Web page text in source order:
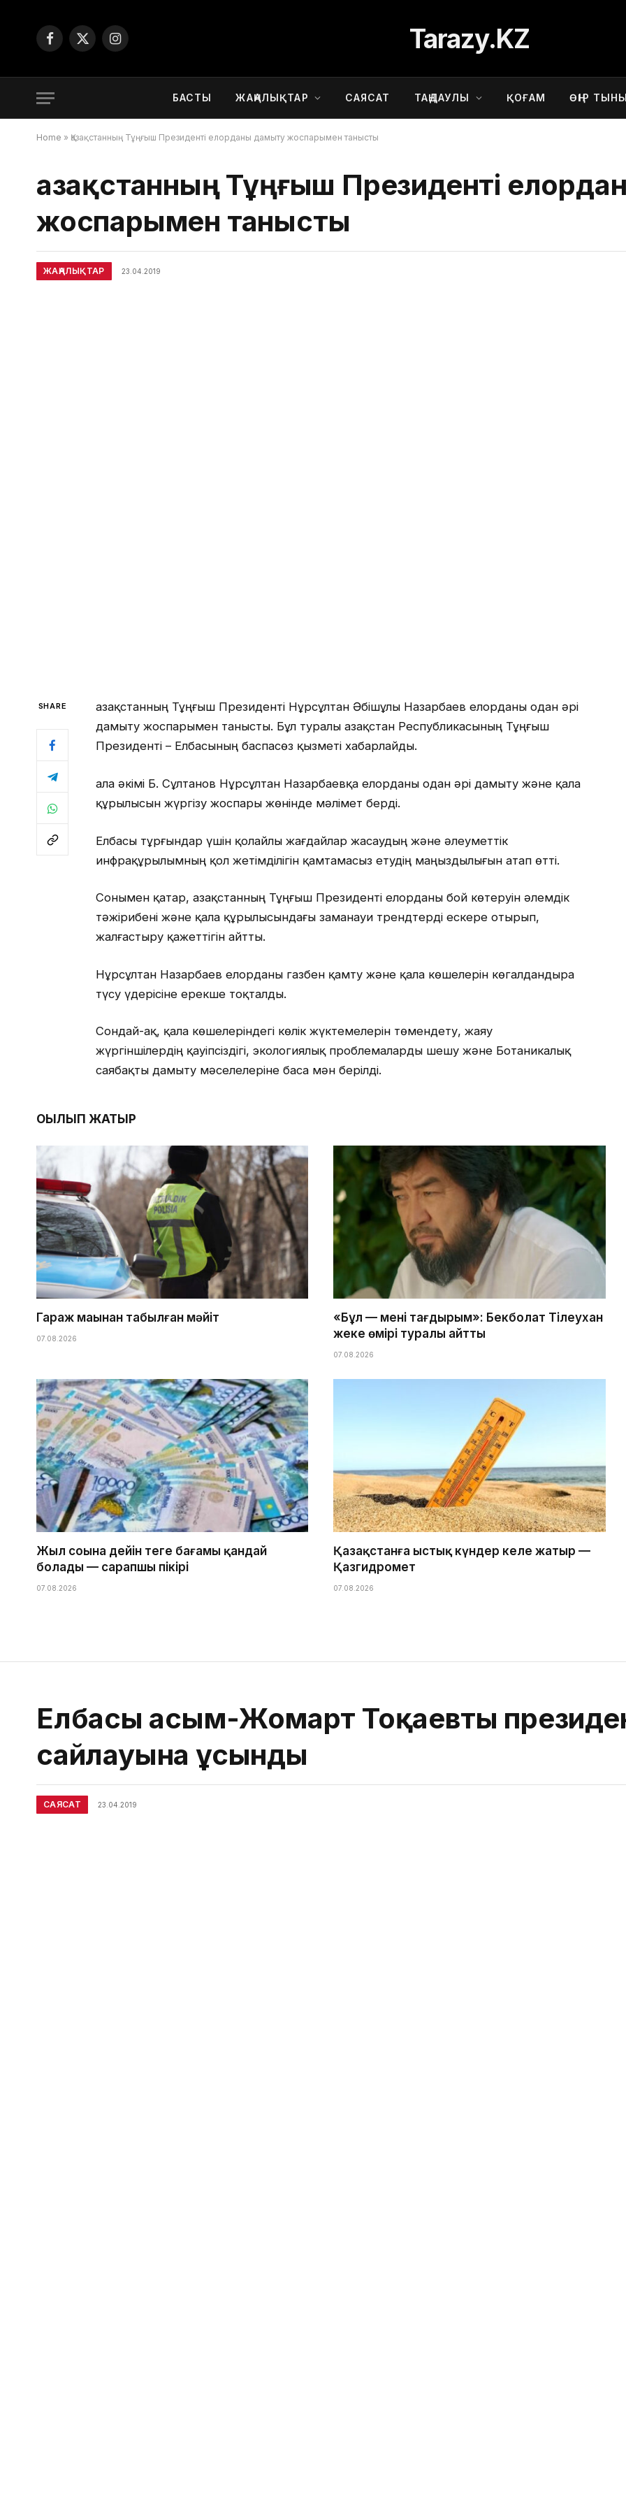
Facebook
X
Instagram Tarazy.KZ
БАСТЫ ЖАҢАЛЫҚТАР САЯСАТ ТАҢДАУЛЫ ҚОҒАМ ӨҢІР
Home » Қазақстанның Тұңғыш Президенті елорданы дамыту жоспарымен танысты
Қазақстанның Тұңғыш Президенті
жоспарымен танысты
ЖАҢАЛЫҚТАР 23.04.2019
SHARE
Қазақстанның Тұңғыш Президенті Нұрсұлтан Әбішұлы Назарбаев елорданы одан әрі
дамыту жоспарымен танысты. Бұл туралы Қазақстан Республикасының Тұңғыш
Президенті – Елбасының баспасөз қызметі хабарлайды.
Қала әкімі Б. Сұлтанов Нұрсұлтан Назарбаевқа елорданы одан әрі дамыту және қала
құрылысын жүргізу жоспары жөнінде мәлімет берді.
Елбасы тұрғындар үшін қолайлы жағдайлар жасаудың және әлеуметтік
инфрақұрылымның қол жетімділігін қамтамасыз етудің маңыздылығын атап өтті.
Сонымен қатар, Қазақстанның Тұңғыш Президенті елорданы бой көтеруін әлемдік
тәжірибені және қала құрылысындағы заманауи трендтерді ескере отырып,
жалғастыру қажеттігін айтты.
Нұрсұлтан Назарбаев елорданы газбен қамту және қала көшелерін көгалдандыра
түсу үдерісіне ерекше тоқталды.
Сондай-ақ, қала көшелеріндегі көлік жүктемелерін төмендету, жаяу
жүргіншілердің қауіпсіздігі, экологиялық проблемаларды шешу және Ботаникалық
саябақты дамыту мәселелеріне баса мән берілді.
ОҚЫЛЫП ЖАТЫР
Гараж маңынан табылған мәйіт
07.08.2026
«Бұл — менің тағдырым»: Бекболат Тілеухан
жеке өмірі туралы айтты
07.08.2026
Жыл соңына дейін теңге бағамы қандай
болады — сарапшы пікірі
07.08.2026
Қазақстанға ыстық күндер келе жатыр —
Қазгидромет
07.08.2026
Елбасы Қасым-Жомарт Тоқаевты
сайлауына ұсынды
САЯСАТ 23.04.2019